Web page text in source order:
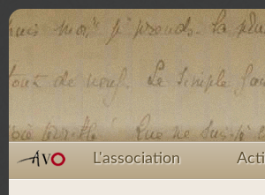
L'association